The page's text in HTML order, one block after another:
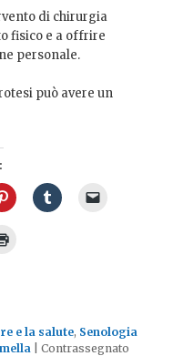
di chirurgia
fisico e a offrire
personale.
può avere un
e la salute, Senologia
|Contrassegnato